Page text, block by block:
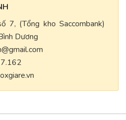
7, (Tổng kho Saccombank)
Dương